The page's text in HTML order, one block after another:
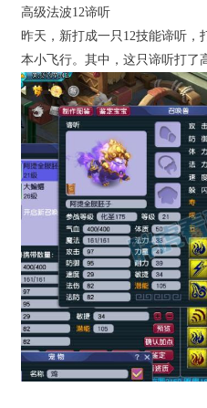
高级法波12谛听
昨天，新打成一只12技能谛听，
本小飞行。其中，这只谛听打了